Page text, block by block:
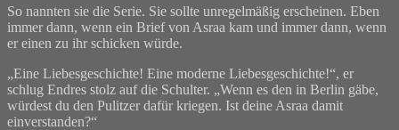
So nannten sie die Serie. Sie sollte unregelmäßig erscheinen. Eben
immer dann, wenn ein Brief von Asraa kam und immer dann, wenn
er einen zu ihr schicken würde.
„Eine Liebesgeschichte! Eine moderne Liebesgeschichte!“, er
schlug Endres stolz auf die Schulter. „Wenn es den in Berlin gäbe,
würdest du den Pulitzer dafür kriegen. Ist deine Asraa damit
einverstanden?“